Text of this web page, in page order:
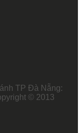
TP Đà Nẵng:
© 2013